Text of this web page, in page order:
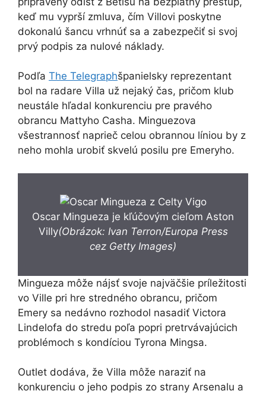
keď mu vyprší zmluva, čím Villovi poskytne
dokonalú šancu vrhnúť sa a zabezpečiť si svoj
prvý podpis za nulové náklady.
Podľa The Telegraphšpanielsky reprezentant
bol na radare Villa už nejaký čas, pričom klub
neustále hľadal konkurenciu pre pravého
obrancu Mattyho Casha. Minguezova
všestrannosť naprieč celou obrannou líniou by z
neho mohla urobiť skvelú posilu pre Emeryho.
Oscar Mingueza je kľúčovým cieľom Aston
Villy(Obrázok: Ivan Terron/Europa Press
cez Getty Images)
Mingueza môže nájsť svoje najväčšie príležitosti
vo Ville pri hre stredného obrancu, pričom
Emery sa nedávno rozhodol nasadiť Victora
Lindelofa do stredu poľa popri pretrvávajúcich
problémoch s kondíciou Tyrona Mingsa.
Outlet dodáva, že Villa môže naraziť na
konkurenciu o jeho podpis zo strany Arsenalu a